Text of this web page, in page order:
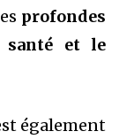
profondes
santé et le
également